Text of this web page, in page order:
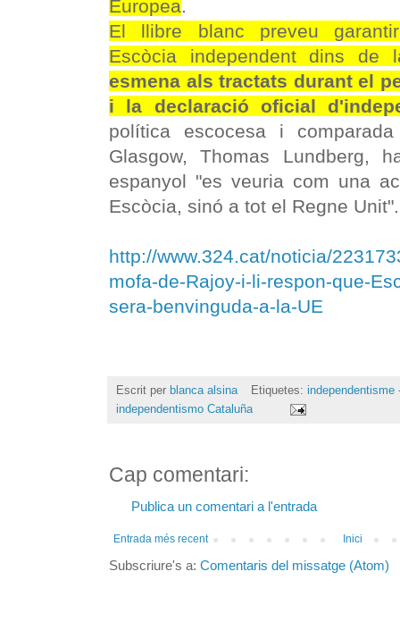
Europea.
El llibre blanc preveu
Escòcia independent dins
esmena als tractats durant el
i la declaració oficial
política escocesa i
Glasgow, Thomas Lundberg,
espanyol "es veuria com una
Escòcia, sinó a tot el Regne Unit".
http://www.324.cat/noticia/
mofa-de-Rajoy-i-li-respon-que-
sera-benvinguda-a-la-UE
Escrit per blanca alsina Etiquetes: independentisme
independentismo Cataluña
Cap comentari:
Publica un comentari a l'entrada
Entrada més recent Inici
Subscriure's a: Comentaris del missatge (Atom)